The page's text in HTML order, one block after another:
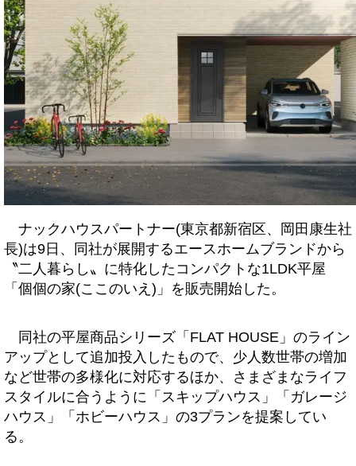
ナックハウスパートナー(東京都新宿区、岡田康生社
長)は9日、同社が展開するエースホームブランドから
〝二人暮らし〟に特化したコンパクトな1LDK平屋
「個個の家(ここのいえ)」を販売開始した。
同社の平屋商品シリーズ「FLAT HOUSE」のライン
アップとして追加投入したもので、少人数世帯の増加
など世帯の多様化に対応するほか、さまざまなライフ
スタイルに合うように「スキップハウス」「ガレージ
ハウス」「ホビーハウス」の3プランを提案してい
る。